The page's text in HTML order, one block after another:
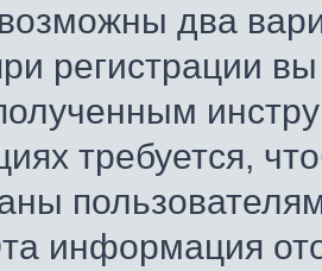
два
регистрации
требуется,
информация